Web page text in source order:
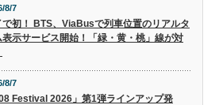
8/7
で初！ BTS、ViaBusで列車位置のリアルタ
表示サービス開始！「緑・黄・桃」線が対
8/7
Festival 2026」第1弾ラインアップ発